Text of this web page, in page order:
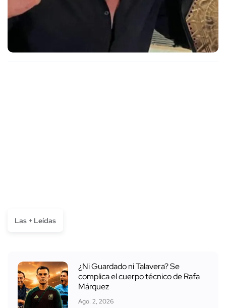
Las + Leídas
¿Ni Guardado ni Talavera? Se
complica el cuerpo técnico de Rafa
Márquez
Ago. 2, 2026